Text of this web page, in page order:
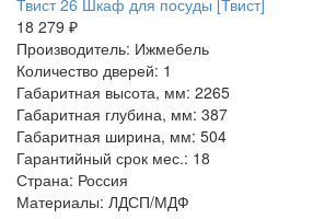
Твист 26 Шкаф для посуды [Твист]
18 279 ₽
Производитель: Ижмебель
Количество дверей: 1
Габаритная высота, мм: 2265
Габаритная глубина, мм: 387
Габаритная ширина, мм: 504
Гарантийный срок мес.: 18
Страна: Россия
Материалы: ЛДСП/МДФ